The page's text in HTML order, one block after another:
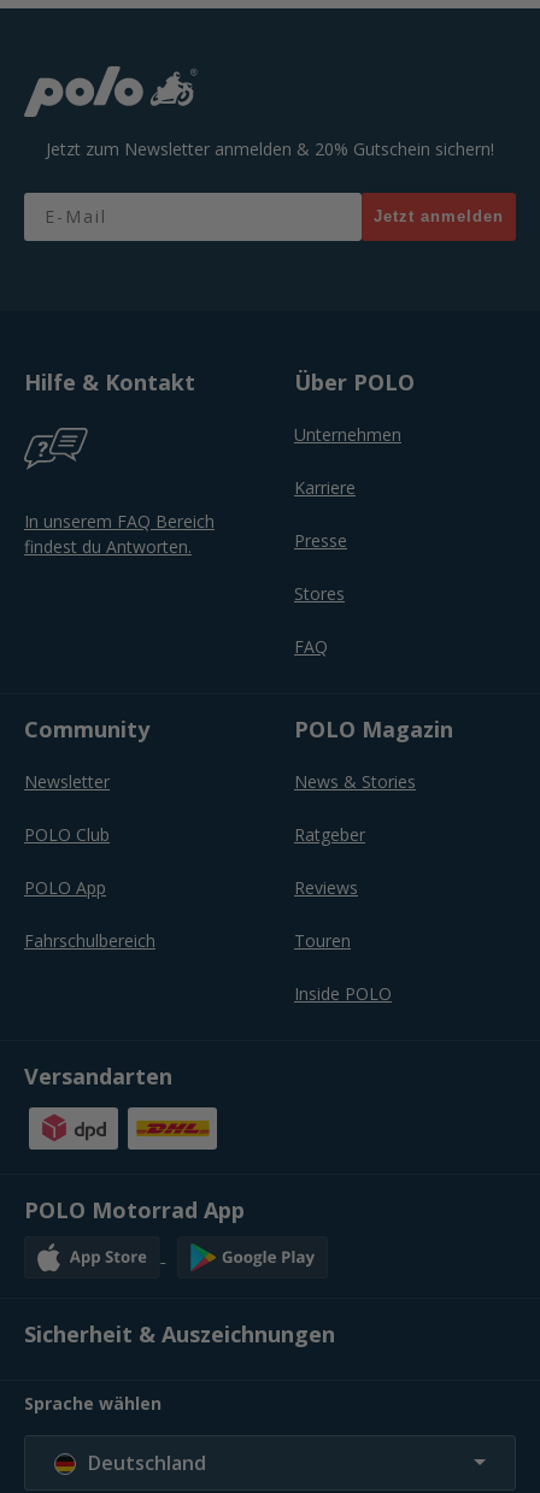
Jetzt zum Newsletter anmelden & 20% Gutschein sichern!
Email
Jetzt anmelden
Hilfe & Kontakt
In unserem FAQ Bereich
findest du Antworten.
Über POLO
Unternehmen
Karriere
Presse
Stores
FAQ
Community
Newsletter
POLO Club
POLO App
Fahrschulbereich
POLO Magazin
News & Stories
Ratgeber
Reviews
Touren
Inside POLO
Versandarten
POLO Motorrad App
Sicherheit & Auszeichnungen
Sprache wählen
Deutschland